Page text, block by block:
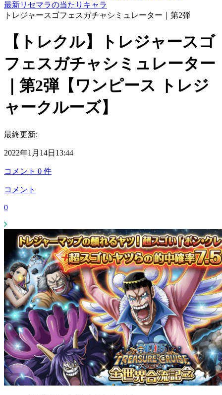
最新リセマラの当たりキャラ
トレジャースゴフェスガチャシミュレーター｜第2弾
【トレクル】トレジャースゴ
フェスガチャシミュレーター
｜第2弾【ワンピース トレジ
ャークルーズ】
最終更新:
2022年1月14日13:44
コメント 0 件
コメント
0